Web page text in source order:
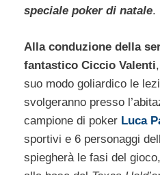
speciale poker di natale.
Alla conduzione della
fantastico Ciccio Valenti
suo modo goliardico le
svolgeranno presso
campione di poker Luca
sportivi e 6 personaggi
spiegherà le fasi del